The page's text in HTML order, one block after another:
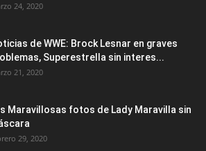
24, 2020
de WWE: Brock Lesnar en graves
Superestrella sin interes...
21, 2020
Maravillosas fotos de Lady Maravilla sin
29, 2020